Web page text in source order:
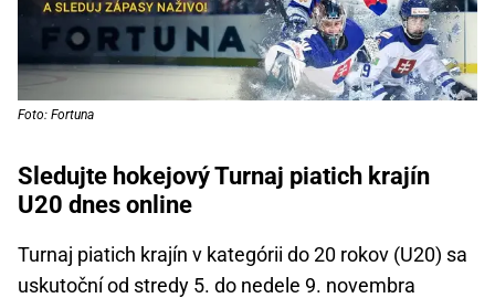
Foto: Fortuna
Sledujte hokejový Turnaj piatich krajín
U20 dnes online
Turnaj piatich krajín v kategórii do 20 rokov (U20) sa
uskutoční od stredy 5. do nedele 9. novembra